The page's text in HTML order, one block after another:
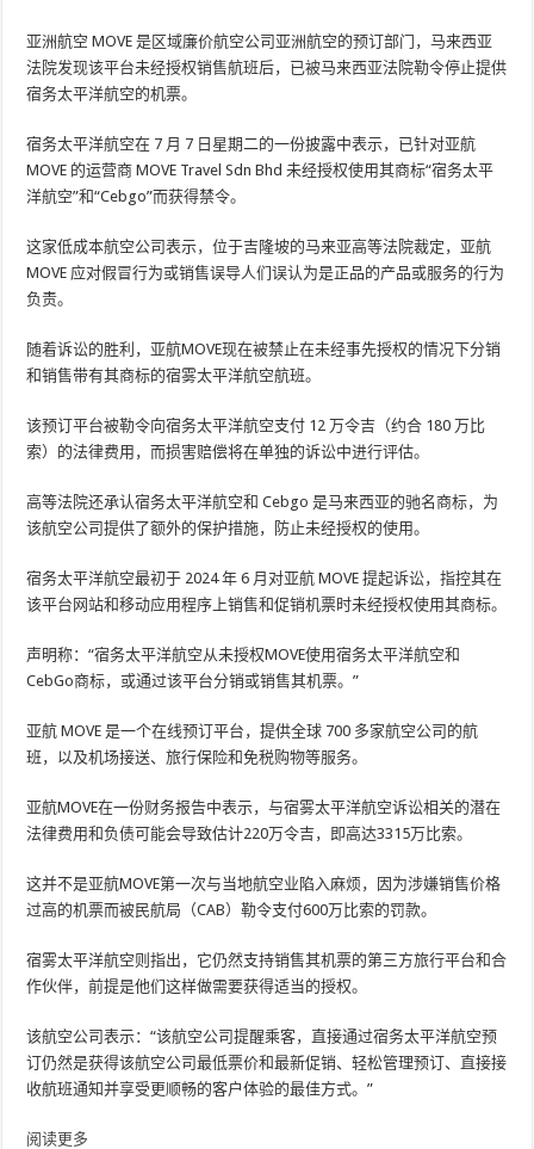
亚洲航空 MOVE 是区域廉价航空公司亚洲航空的预订部门，马来西亚
法院发现该平台未经授权销售航班后，已被马来西亚法院勒令停止提供
宿务太平洋航空​​的机票。
宿务太平洋航空​​在 7 月 7 日星期二的一份披露中表示，已针对亚航
MOVE 的运营商 MOVE Travel Sdn Bhd 未经授权使用其商标“宿务太平
洋航空​​”和“Cebgo”而获得禁令。
这家低成本航空公司表示，位于吉隆坡的马来亚高等法院裁定，亚航
MOVE 应对假冒行为或销售误导人们误认为是正品的产品或服务的行为
负责。
随着诉讼的胜利，亚航MOVE现在被禁止在未经事先授权的情况下分销
和销售带有其商标的宿雾太平洋航空​​航班。
该预订平台被勒令向宿务太平洋航空​​支付 12 万令吉（约合 180 万比
索）的法律费用，而损害赔偿将在单独的诉讼中进行评估。
高等法院还承认宿务太平洋航空​​和 Cebgo 是马来西亚的驰名商标，为
该航空公司提供了额外的保护措施，防止未经授权的使用。
宿务太平洋航空​​最初于 2024 年 6 月对亚航 MOVE 提起诉讼，指控其在
该平台网站和移动应用程序上销售和促销机票时未经授权使用其商标。
声明称：“宿务太平洋航空​​从未授权MOVE使用宿务太平洋航空​​和
CebGo商标，或通过该平台分销或销售其机票。”
亚航 MOVE 是一个在线预订平台，提供全球 700 多家航空公司的航
班，以及机场接送、旅行保险和免税购物等服务​​。
亚航MOVE在一份财务报告中表示，与宿雾太平洋航空​​诉讼相关的潜在
法律费用和负债可能会导致估计220万令吉，即高达3315万比索。
这并不是亚航MOVE第一次与当地航空业陷入麻烦，因为涉嫌销售价格
过高的机票而被民航局（CAB）勒令支付600万比索的罚款。
宿雾太平洋航空​​则指出，它仍然支持销售其机票的第三方旅行平台和合
作伙伴，前提是他们这样做需要获得适当的授权。
该航空公司表示：“该航空公司提醒乘客，直接通过宿务太平洋航空​​预
订仍然是获得该航空公司最低票价和最新促销、轻松管理预订、直接接
收航班通知并享受更顺畅的客户体验的最佳方式。”
阅读更多